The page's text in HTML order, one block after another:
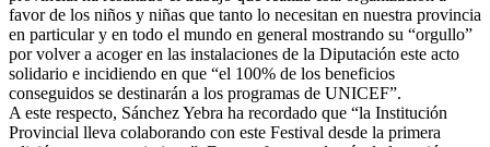
favor de los niños y niñas que tanto lo necesitan en nuestra provincia
en particular y en todo el mundo en general mostrando su “orgullo”
por volver a acoger en las instalaciones de la Diputación este acto
solidario e incidiendo en que “el 100% de los beneficios
conseguidos se destinarán a los programas de UNICEF”.
A este respecto, Sánchez Yebra ha recordado que “la Institución
Provincial lleva colaborando con este Festival desde la primera